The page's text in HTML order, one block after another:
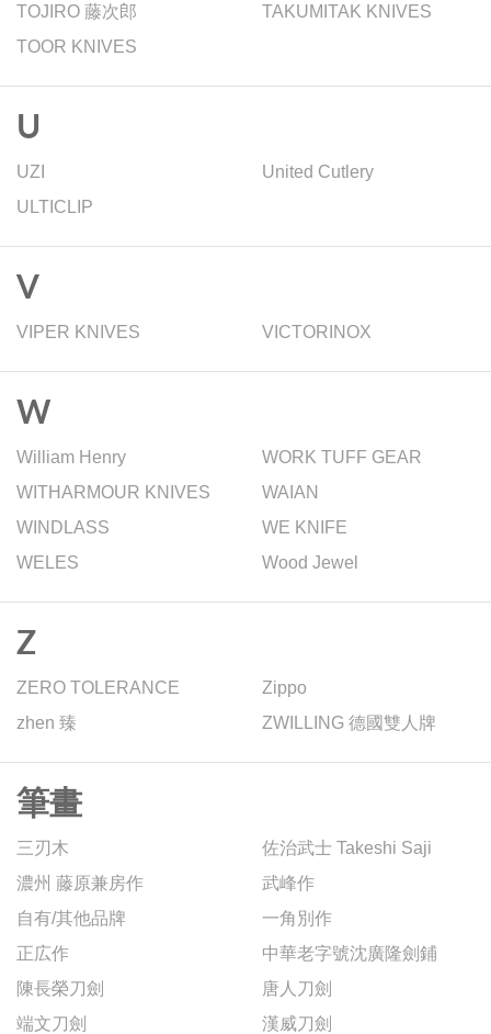
TOJIRO 藤次郎
TAKUMITAK KNIVES
TOOR KNIVES
U
UZI
United Cutlery
ULTICLIP
V
VIPER KNIVES VICTORINOX
W
William Henry
WORK TUFF GEAR
WITHARMOUR KNIVES
WAIAN
WINDLASS
WE KNIFE
WELES
Wood Jewel
Z
ZERO TOLERANCE
Zippo
zhen 臻
ZWILLING 德國雙人牌
筆畫
三刃木
佐治武士 Takeshi Saji
濃州 藤原兼房作
武峰作
自有/其他品牌
一角別作
正広作
中華老字號沈廣隆劍鋪
陳長榮刀劍
唐人刀劍
端文刀劍
漢威刀劍